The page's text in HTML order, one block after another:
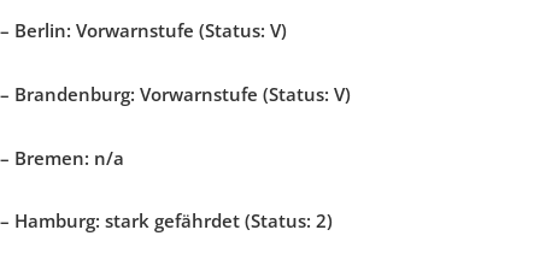
– Berlin: Vorwarnstufe (Status: V)
– Brandenburg: Vorwarnstufe (Status: V)
– Bremen: n/a
– Hamburg: stark gefährdet (Status: 2)